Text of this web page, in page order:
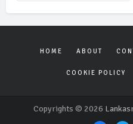
HOME ABOUT
COOKIE POLICY
Copyrights © 2026